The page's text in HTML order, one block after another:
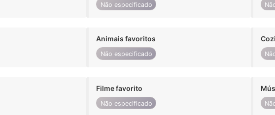
Não especificado
Animais favoritos
Não especificado
Filme favorito
Não especificado